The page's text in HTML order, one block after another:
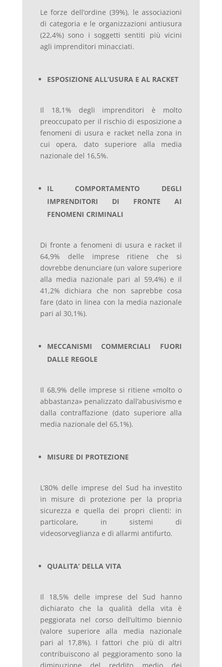
Le forze dell’ordine (39%), le associazioni
di categoria e le organizzazioni antiusura
(22,4%) sono i soggetti sentiti più vicini
agli imprenditori minacciati.
ESPOSIZIONE ALL’USURA E AL RACKET
Il 18,1% degli imprenditori è molto
preoccupato per il rischio di esposizione a
fenomeni di usura e racket nella zona in
cui opera, dato superiore alla media
nazionale del 16,5%.
IL COMPORTAMENTO DEGLI
IMPRENDITORI DI FRONTE AI
FENOMENI CRIMINALI
Di fronte a fenomeni di usura e racket il
64,9% delle imprese ritiene che si
dovrebbe denunciare (un valore superiore
alla media nazionale pari al 59,4%) e il
41,2% dichiara che non saprebbe cosa
fare (dato in linea con la media nazionale
pari al 30,1%).
MECCANISMI COMMERCIALI FUORI
DALLE REGOLE
Il 68,9% delle imprese si ritiene «molto o
abbastanza» penalizzato dall’abusivismo e
dalla contraffazione (dato superiore alla
media nazionale del 65,1%).
MISURE DI PROTEZIONE
L’80% delle imprese del Sud ha investito
in misure di protezione per la propria
sicurezza e quella dei propri clienti: in
particolare, in sistemi di
videosorveglianza e di allarmi antifurto.
QUALITA’ DELLA VITA
Il 18,5% delle imprese del Sud hanno
dichiarato che la qualità della vita è
peggiorata nel corso dell’ultimo biennio
(valore superiore alla media nazionale
pari al 17,8%). I fattori che più di altri
contribuiscono al peggioramento sono la
diminuzione del reddito medio dei